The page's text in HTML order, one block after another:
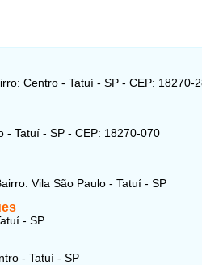
Centro - Tatuí - SP - CEP: 18270-
- Tatuí - SP - CEP: 18270-070
Vila São Paulo - Tatuí - SP
- SP
- Tatuí - SP